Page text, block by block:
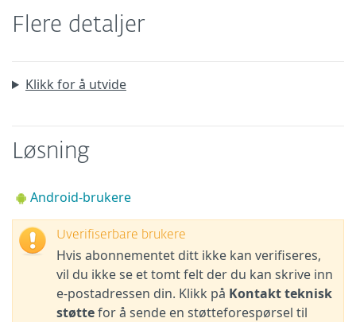
Flere detaljer
Klikk for å utvide
Løsning
Android-brukere
Uverifiserbare brukere
Hvis abonnementet ditt ikke kan verifiseres,
vil du ikke se et tomt felt der du kan skrive inn
e-postadressen din. Klikk på Kontakt teknisk
støttefor å sende en støtteforespørsel til